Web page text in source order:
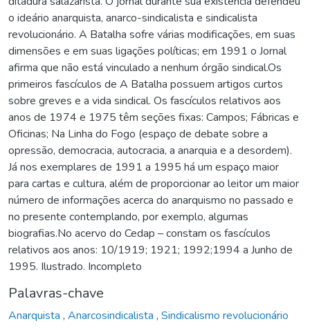
o ideário anarquista, anarco-sindicalista e sindicalista
revolucionário. A Batalha sofre várias modificações, em suas
dimensões e em suas ligações políticas; em 1991 o Jornal
afirma que não está vinculado a nenhum órgão sindical.Os
primeiros fascículos de A Batalha possuem artigos curtos
sobre greves e a vida sindical. Os fascículos relativos aos
anos de 1974 e 1975 têm seções fixas: Campos; Fábricas e
Oficinas; Na Linha do Fogo (espaço de debate sobre a
opressão, democracia, autocracia, a anarquia e a desordem).
Já nos exemplares de 1991 a 1995 há um espaço maior
para cartas e cultura, além de proporcionar ao leitor um maior
número de informações acerca do anarquismo no passado e
no presente contemplando, por exemplo, algumas
biografias.No acervo do Cedap – constam os fascículos
relativos aos anos: 10/1919; 1921; 1992;1994 a Junho de
1995. Ilustrado. Incompleto
Palavras-chave
Anarquista , Anarcosindicalista , Sindicalismo revolucionário